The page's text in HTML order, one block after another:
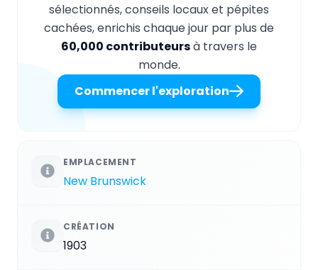
sélectionnés, conseils locaux et pépites
cachées, enrichis chaque jour par plus de
60,000 contributeursà travers le
monde.
Commencer l'exploration
EMPLACEMENT
New Brunswick
CRÉATION
1903